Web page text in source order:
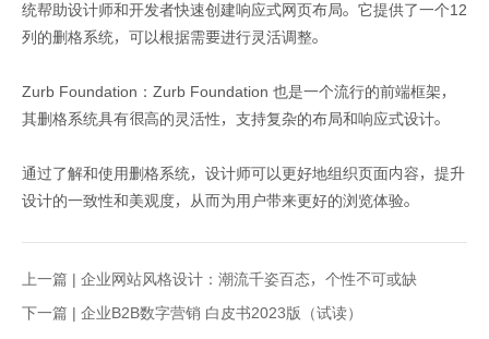
统帮助设计师和开发者快速创建响应式网页布局。它提供了一个12
列的删格系统，可以根据需要进行灵活调整。
Zurb Foundation：Zurb Foundation 也是一个流行的前端框架，
其删格系统具有很高的灵活性，支持复杂的布局和响应式设计。
通过了解和使用删格系统，设计师可以更好地组织页面内容，提升
设计的一致性和美观度，从而为用户带来更好的浏览体验。
上一篇 | 企业网站风格设计：潮流千姿百态，个性不可或缺
下一篇 | 企业B2B数字营销 白皮书2023版（试读）